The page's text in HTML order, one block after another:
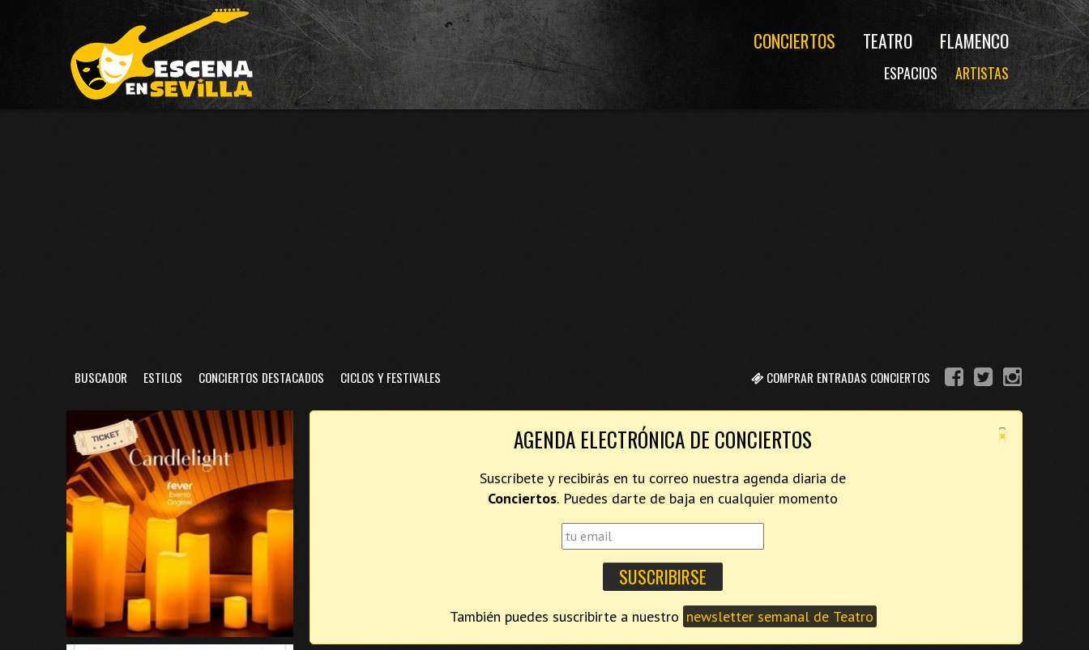
CONCIERTOS TEATRO FLAMENCO
ESPACIOS ARTISTAS
COMPRAR ENTRADAS CONCIERTOS
BUSCADOR ESTILOS CONCIERTOS DESTACADOS CICLOS Y FESTIVALES
×
AGENDA ELECTRÓNICA DE CONCIERTOS
Suscríbete y recibirás en tu correo nuestra agenda diaria de
Conciertos. Puedes darte de baja en cualquier momento
También puedes suscribirte a nuestro newsletter semanal de Teatro